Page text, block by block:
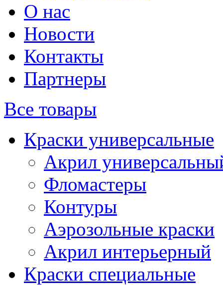
О нас
Новости
Контакты
Партнеры
Все товары
Краски универсальные
Акрил
Фломастеры
Контуры
Аэрозольные краски
Акрил интерьерный
Краски специальные